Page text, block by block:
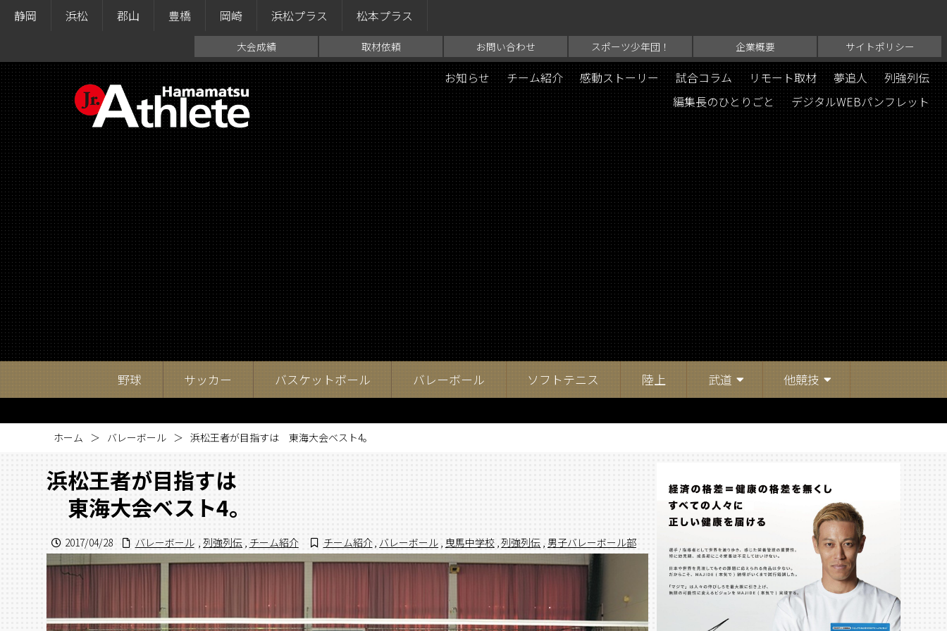
静岡 浜松 郡山 豊橋 岡崎 浜松プラス 松本プラス
大会成績 取材依頼 お問い合わせ スポーツ少年団！ 企業概要 サイトポリシー
お知らせ チーム紹介 感動ストーリー 試合コラム リモート取材 夢追人
列強列伝
編集長のひとりごと
デジタルWEBパンフレット
野球 サッカー バスケットボール バレーボール ソフトテニス 陸上 武道 他競技
ホーム バレーボール 浜松王者が目指すは 東海大会ベスト4。
浜松王者が目指すは
東海大会ベスト4。
2017/04/28 バレーボール , 列強列伝 , チーム紹介 チーム紹介, バレーボール , 曳馬中学校 ,列強列伝 , 男子バレーボール部